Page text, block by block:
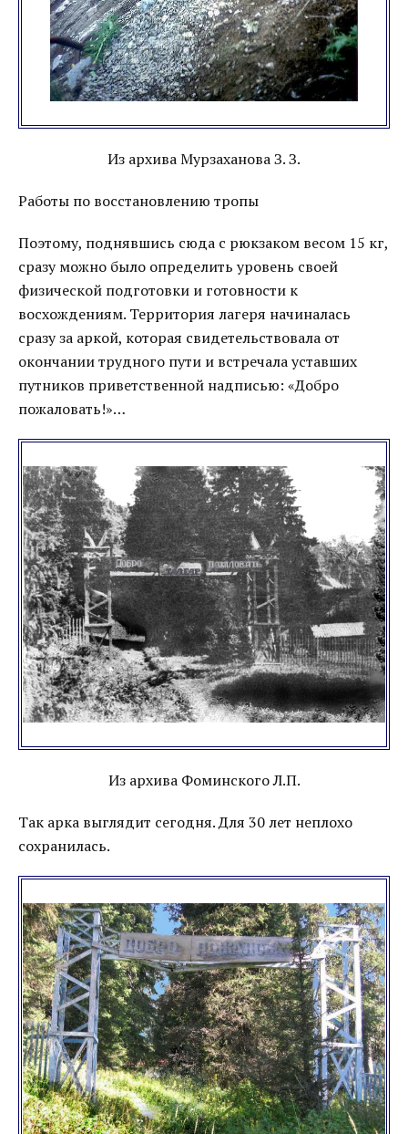
Из архива Мурзаханова З. З.
Работы по восстановлению тропы
Поэтому, поднявшись сюда с рюкзаком весом 15 кг,
сразу можно было определить уровень своей
физической подготовки и готовности к
восхождениям. Территория лагеря начиналась
сразу за аркой, которая свидетельствовала от
окончании трудного пути и встречала уставших
путников приветственной надписью: «Добро
пожаловать!»…
Из архива Фоминского Л.П.
Так арка выглядит сегодня. Для 30 лет неплохо
сохранилась.